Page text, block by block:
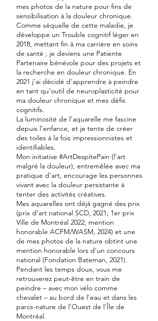
mes photos de la nature pour fins de
sensibilisation à la douleur chronique.
Comme séquelle de cette maladie, je
développe un Trouble cognitif léger en
2018, mettant fin à ma carrière en soins
de santé ; je deviens une Patiente
Partenaire bénévole pour des projets et
la recherche en douleur chronique. En
2021 j’ai décidé d’apprendre à peindre
en tant qu’outil de neuroplasticité pour
ma douleur chronique et mes défis
cognitifs.
La luminosité de l’aquarelle me fascine
depuis l’enfance, et je tente de créer
des toiles à la fois impressionnistes et
identifiables.
Mon initiative #ArtDespitePain (l’art
malgré la douleur), entremêlée avec ma
pratique d’art, encourage les personnes
vivant avec la douleur persistante à
tenter des activités créatives.
Mes aquarelles ont déjà gagné des prix
(prix d’art national SCD, 2021; 1er prix
Ville de Montréal 2022; mention
honorable ACFM/WASM, 2024) et une
de mes photos de la nature obtint une
mention honorable lors d’un concours
national (Fondation Bateman, 2021).
Pendant les temps doux, vous me
retrouverez peut-être en train de
peindre – avec mon vélo comme
chevalet – au bord de l’eau et dans les
parcs-nature de l’Ouest de l'Île de
Montréal.